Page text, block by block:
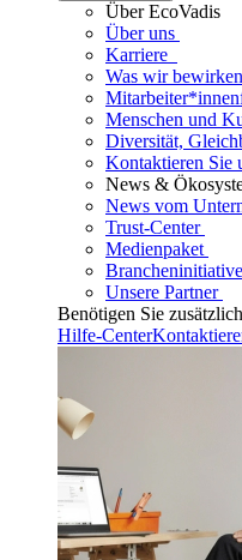
Über EcoVadis
Über uns
Karriere
Was wir bewirken
Menschen und
Diversität,
Kontaktieren Sie
News &
News vom
Trust-Center
Medienpaket
Unsere Partner
Benötigen Sie
Hilfe-Center